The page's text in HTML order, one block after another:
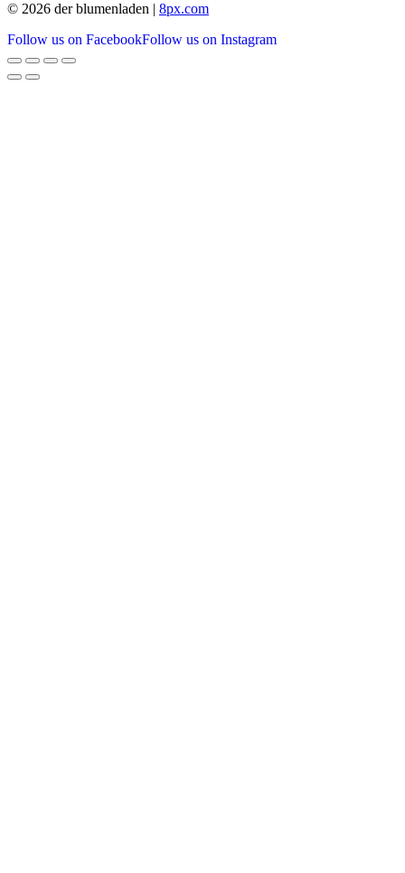
© 2026 der blumenladen | 8px.com
Follow us on FacebookFollow us on Instagram